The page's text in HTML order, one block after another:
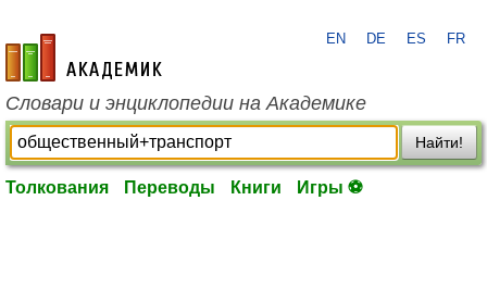
academic.ru
EN DE ES FR
Словари и энциклопедии на Академике
Найти!
Толкования Переводы Книги Игры ⚽